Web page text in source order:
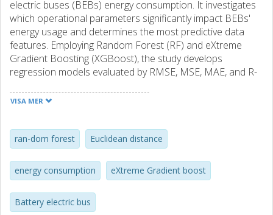
electric buses (BEBs) energy consumption. It investigates
which operational parameters significantly impact BEBs'
energy usage and determines the most predictive data
features. Employing Random Forest (RF) and eXtreme
Gradient Boosting (XGBoost), the study develops
regression models evaluated by RMSE, MSE, MAE, and R-
performance with RF and XGBoost achieving RMSEs of
influencing energy consumption. The research enhances
route planning and operational efficiency for BEBs,
offering significant implications for reducing energy costs
and supporting data-driven decisions in transit
management.
VISA MER
ran-dom forest Euclidean distance
energy consumption eXtreme Gradient boost
Battery electric bus